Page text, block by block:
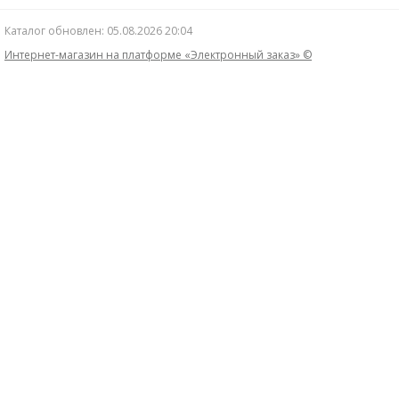
Каталог обновлен: 05.08.2026 20:04
Интернет-магазин на платформе «Электронный заказ» ©